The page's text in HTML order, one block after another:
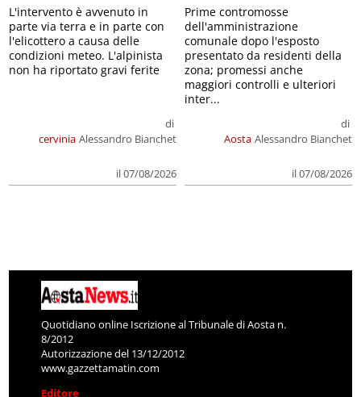
cervinia
di
Alessandro Bianchet
il 07/08/2026
L'intervento è avvenuto in
parte via terra e in parte con
l'elicottero a causa delle
condizioni meteo. L'alpinista
non ha riportato gravi ferite
Aosta
di
Alessandro Bianchet
il 07/08/2026
Prime contromosse
dell'amministrazione
comunale dopo l'esposto
presentato da residenti della
zona; promessi anche
maggiori controlli e ulteriori
inter...
Quotidiano online Iscrizione al Tribunale di Aosta n.
8/2012
Autorizzazione del 13/12/2012
www.gazzettamatin.com
Editore